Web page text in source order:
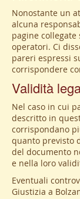
Nonostante un
alcuna
pagine
operatori. Ci
pareri espressi
corrispondere
Validità
Nel caso in cui
descritto in
corrispondano
quanto previsto
del documento
e nella loro
Eventuali
Giustizia a